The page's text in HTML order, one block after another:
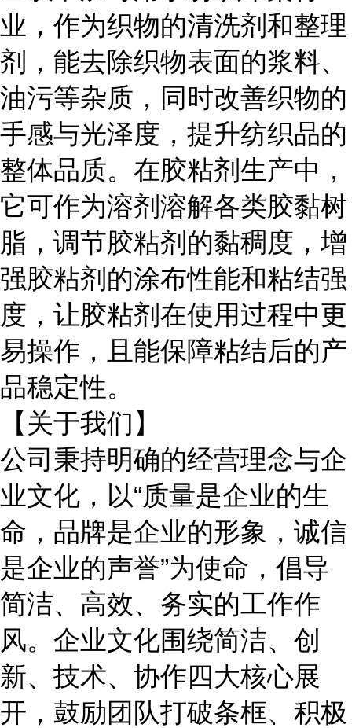
业，作为织物的清洗剂和整理
剂，能去除织物表面的浆料、
油污等杂质，同时改善织物的
手感与光泽度，提升纺织品的
整体品质。在胶粘剂生产中，
它可作为溶剂溶解各类胶黏树
脂，调节胶粘剂的黏稠度，增
强胶粘剂的涂布性能和粘结强
度，让胶粘剂在使用过程中更
易操作，且能保障粘结后的产
品稳定性。
【关于我们】
公司秉持明确的经营理念与企
业文化，以“质量是企业的生
命，品牌是企业的形象，诚信
是企业的声誉”为使命，倡导
简洁、高效、务实的工作作
风。企业文化围绕简洁、创
新、技术、协作四大核心展
开，鼓励团队打破条框、积极